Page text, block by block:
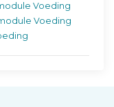
Voeding
Voeding